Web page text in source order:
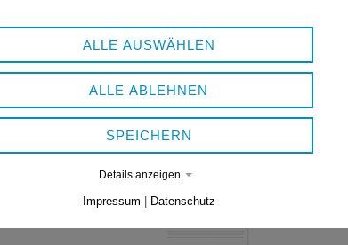
ZUR
BILDUNGS- UND
454 KB
ALLE AUSWÄHLEN
ALLE ABLEHNEN
SPEICHERN
Details anzeigen
Impressum Datenschutz